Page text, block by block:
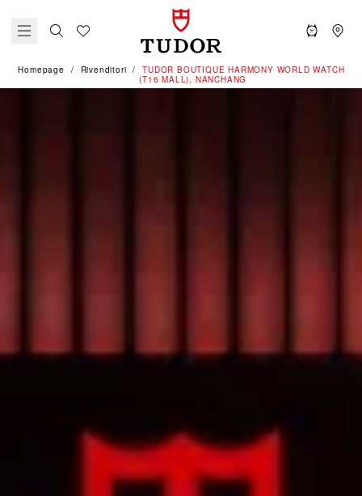
Homepage Rivenditori
‭TUDOR BOUTIQUE HARMONY WORLD WATCH
(T16 MALL), NANCHANG‬